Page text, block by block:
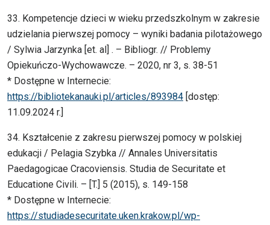
33. Kompetencje dzieci w wieku przedszkolnym w zakresie
udzielania pierwszej pomocy – wyniki badania pilotażowego
/ Sylwia Jarzynka [et. al] . – Bibliogr. // Problemy
Opiekuńczo-Wychowawcze. – 2020, nr 3, s. 38-51
* Dostępne w Internecie:
https://bibliotekanauki.pl/articles/893984 [dostęp:
11.09.2024 r.]
34. Kształcenie z zakresu pierwszej pomocy w polskiej
edukacji / Pelagia Szybka // Annales Universitatis
Paedagogicae Cracoviensis. Studia de Securitate et
Educatione Civili. – [T.] 5 (2015), s. 149-158
* Dostępne w Internecie:
https://studiadesecuritate.uken.krakow.pl/wp-